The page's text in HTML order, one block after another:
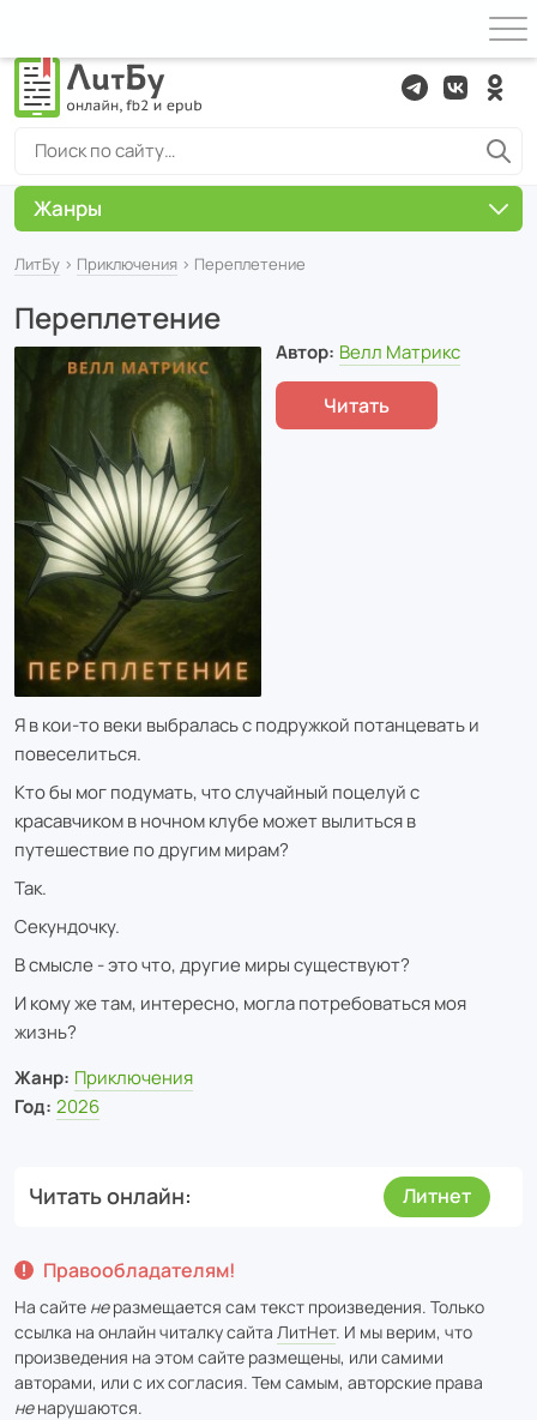
ЛитБу › Приключения › Переплетение
Переплетение
Автор: Велл Матрикс
Читать
Я в кои-то веки выбралась с подружкой потанцевать и
повеселиться.
Кто бы мог подумать, что случайный поцелуй с
красавчиком в ночном клубе может вылиться в
путешествие по другим мирам?
Так.
Секундочку.
В смысле - это что, другие миры существуют?
И кому же там, интересно, могла потребоваться моя
жизнь?
Жанр: Приключения
Год: 2026
Читать онлайн Литнет
Правообладателям!
На сайте неразмещается сам текст произведения. Только
ссылка на онлайн читалку сайта ЛитНет. И мы верим, что
произведения на этом сайте размещены, или самими
авторами, или с их согласия. Тем самым, авторские права
ненарушаются.
Жанры